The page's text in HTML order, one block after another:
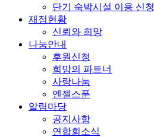
단기 숙박시설 이용 신청
재정현황
신뢰와 희망
나눔안내
후원신청
희망의 파트너
사랑나눔
엔젤스푼
알림마당
공지사항
연합회소식